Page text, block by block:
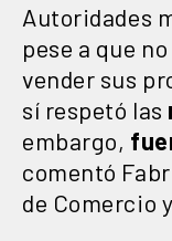
Autoridades
pese a que
vender sus
sí respetó las
embargo,
comentó
de Comercio